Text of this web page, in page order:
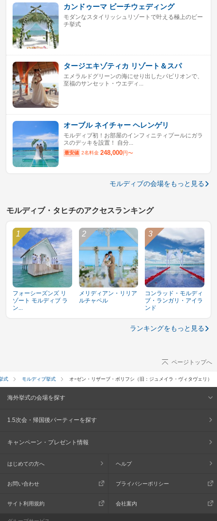
カンドゥーマ ビーチウェディング
モダンなスタイリッシュリゾートで叶える極上のビー
チ挙式
タージエキゾティカ リゾート＆スパ
エメラルドグリーンの海にせり出したパビリオンで、
至福のサンセット・ウエディ...
オーブル ネイチャー ヘレンゲリ
モルディブ初！お部屋のインフィニティプールにガラ
スのデッキを設置！ 自分...
最安値 2名料金 248,000円〜
モルディブの会場をもっと見る
モルディブ・タヒチのアクセスランキング
フォーシーズンズ リ
ゾート モルディブ ラ
ン...
メリディアン・リリア
ルチャペル
コンラッド・モルディ
ブ・ランガリ・アイラ
ンド
ランキングをもっと見る
ページトップへ
式 モルディブ挙式 オｰゼン・リザーブ・ボリフシ（旧：ジュメイラ・ヴィタヴェリ）
海外挙式の会場を探す
1.5次会・帰国後パーティーを探す
キャンペーン・プレゼント情報
はじめての方へ ヘルプ
お問い合わせ プライバシーポリシー
サイト利用規約 会社案内